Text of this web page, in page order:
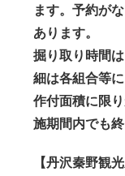
ます。予約が
あります。
掘り取り時間
細は各組合等
作付面積に限
施期間内でも
【丹沢秦野観